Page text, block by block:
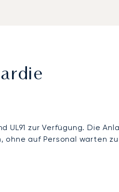
zur Verfügung. Die
auf Personal warten zu